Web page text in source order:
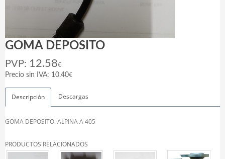
GOMA DEPOSITO
PVP: 12.58€
Precio sin IVA: 10.40€
Descripción Descargas
GOMA DEPOSITO ALPINA A 405
PRODUCTOS RELACIONADOS